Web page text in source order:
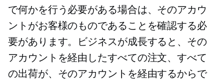
で何かを行う必要がある場合は、そのアカウ
ントがお客様のものであることを確認する必
要があります。ビジネスが成長すると、その
アカウントを経由したすべての注文、すべて
の出荷が、そのアカウントを経由するからで